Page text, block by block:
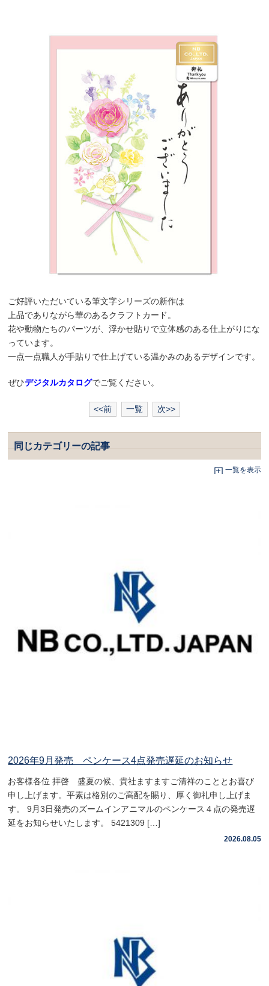
ご好評いただいている筆文字シリーズの新作は
上品でありながら華のあるクラフトカード。
花や動物たちのパーツが、浮かせ貼りで立体感のある仕上がりにな
っています。
一点一点職人が手貼りで仕上げている温かみのあるデザインです。
ぜひデジタルカタログでご覧ください。
<<前 一覧 次>>
同じカテゴリーの記事
一覧を表示
2026年9月発売 ペンケース4点発売遅延のお知らせ
お客様各位 拝啓 盛夏の候、貴社ますますご清祥のこととお喜び
申し上げます。平素は格別のご高配を賜り、厚く御礼申し上げま
す。 9月3日発売のズームインアニマルのペンケース４点の発売遅
延をお知らせいたします。 5421309 […]
2026.08.05